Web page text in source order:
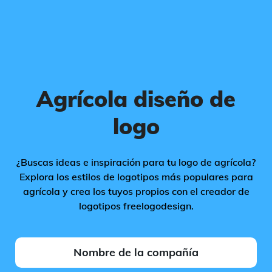
Agrícola diseño de
logo
¿Buscas ideas e inspiración para tu logo de agrícola?
Explora los estilos de logotipos más populares para
agrícola y crea los tuyos propios con el creador de
logotipos freelogodesign.